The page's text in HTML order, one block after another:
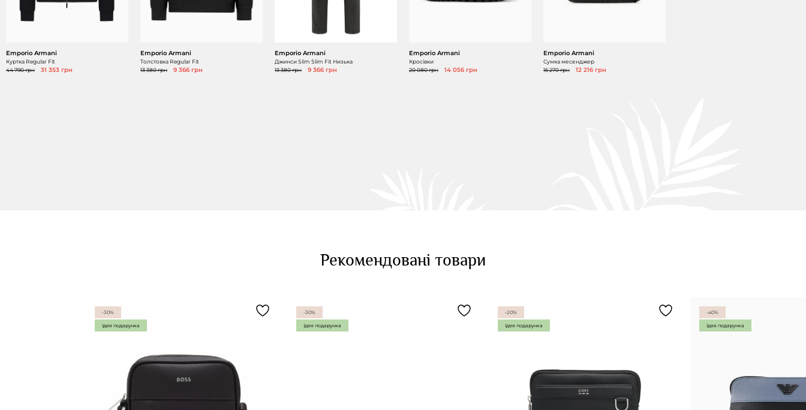
Emporio Armani
Куртка Regular Fit
44 790 грн
31 353 грн
Emporio Armani
Толстовка Regular Fit
13 380 грн
9 366 грн
Emporio Armani
Джинси Slim Slim Fit Низька
13 380 грн
9 366 грн
Emporio Armani
Кросівки
20 080 грн
14 056 грн
Emporio Armani
Сумка месенджер
15 270 грн
12 216 грн
Рекомендовані товари
-30%
Ідея подарунка
-30%
Ідея подарунка
-20%
Ідея подарунка
-40%
Ідея подарунка